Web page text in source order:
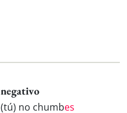
negativo
(tú) no chumbes